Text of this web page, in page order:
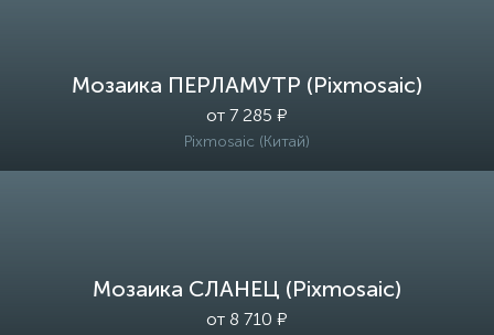
Мозаика ПЕРЛАМУТР (Pixmosaic)
от 7 285 ₽
Pixmosaic (Китай)
Мозаика СЛАНЕЦ (Pixmosaic)
от 8 710 ₽